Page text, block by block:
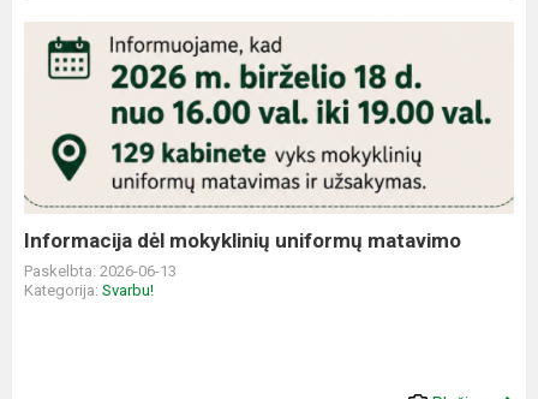
Informacija
mokyklinių
matavimo
Informacija dėl mokyklinių uniformų matavimo
Paskelbta: 2026-06-13
Kategorija: Svarbu!